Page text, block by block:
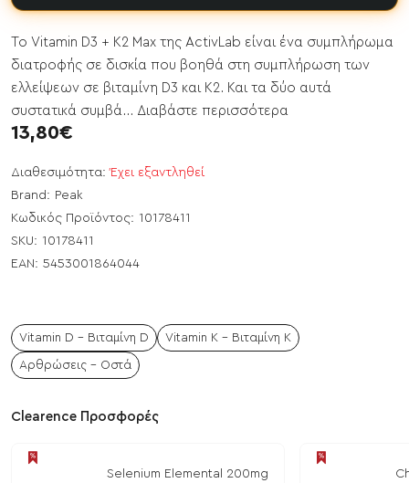
Διαθεσιμότητα: Έχει εξαντληθεί
Brand: Peak
Κωδικός Προϊόντος: 10178411
SKU: 10178411
EAN: 5453001864044
13,80€
Το Vitamin D3 + K2 Max της ActivLab είναι ένα συμπλήρωμα
διατροφής σε δισκία που βοηθά στη συμπλήρωση των
ελλείψεων σε βιταμίνη D3 και K2. Και τα δύο αυτά
συστατικά συμβά... Διαβάστε περισσότερα
Vitamin D - Βιταμίνη D Vitamin K - Βιταμίνη Κ
Αρθρώσεις - Οστά
Clearence Προσφορές
Selenium Elemental 200mg